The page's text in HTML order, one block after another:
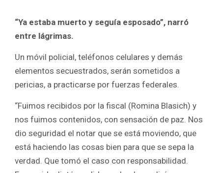
“Ya estaba muerto y seguía esposado”, narró
entre lágrimas.
Un móvil policial, teléfonos celulares y demás
elementos secuestrados, serán sometidos a
pericias, a practicarse por fuerzas federales.
“Fuimos recibidos por la fiscal (Romina Blasich) y
nos fuimos contenidos, con sensación de paz. Nos
dio seguridad el notar que se está moviendo, que
está haciendo las cosas bien para que se sepa la
verdad. Que tomó el caso con responsabilidad.